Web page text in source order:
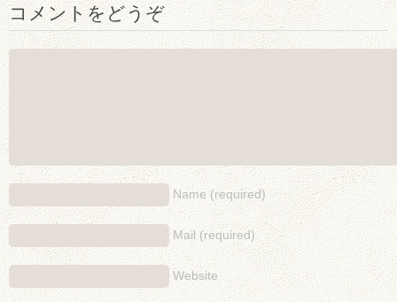
コメントをどうぞ
Name (required)
Mail (required)
Website